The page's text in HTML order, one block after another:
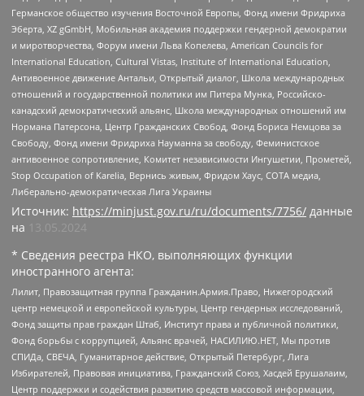
Германское общество изучения Восточной Европы, Фонд имени Фридриха
Эберта, XZ gGmbH, Мобильная академия поддержки гендерной демократии
и миротворчества, Форум имени Льва Копелева, American Councils for
International Education, Cultural Vistas, Institute of International Education,
Антивоенное движение Антальи, Открытый диалог, Школа международных
отношений и государственной политики им Питера Мунка, Российско-
канадский демократический альянс, Школа международных отношений им
Нормана Патерсона, Центр Гражданских Свобод, Фонд Бориса Немцова за
Свободу, Фонд имени Фридриха Науманна за свободу, Феминистское
антивоенное сопротивление, Комитет независимости Ингушетии, Прометей,
Stop Occupation of Karelia, Вернись живым, Фридом Хаус, СОТА медиа,
Либерально-демократическая Лига Украины
Источник: https://minjust.gov.ru/ru/documents/7756/ данные
на
13.05.2024
* Сведения реестра НКО, выполняющих функции
иностранного агента:
Лилит, Правозащитная группа Гражданин.Армия.Право, Нижегородский
центр немецкой и европейской культуры, Центр гендерных исследований,
Фонд защиты прав граждан Штаб, Институт права и публичной политики,
Фонд борьбы с коррупцией, Альянс врачей, НАСИЛИЮ.НЕТ, Мы против
СПИДа, СВЕЧА, Гуманитарное действие, Открытый Петербург, Лига
Избирателей, Правовая инициатива, Гражданский Союз, Хасдей Ерушалаим,
Центр поддержки и содействия развитию средств массовой информации,